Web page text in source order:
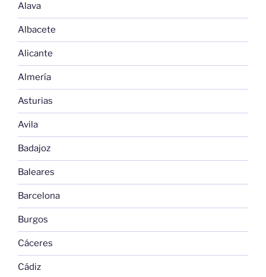
Alava
Albacete
Alicante
Almería
Asturias
Avila
Badajoz
Baleares
Barcelona
Burgos
Cáceres
Cádiz